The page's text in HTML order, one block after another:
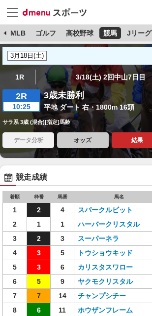
MLB ゴルフ 高校野球 競馬 Jリーグ
1R 3/18(土) 2回中山7日目
2R
10:25
3歳未勝利
平地 ダート 右・1800m 16頭
サラ系 3歳 (混合)[指定]馬齢
データ分析 オッズ 結果
競走成績
着順 枠番 馬番 馬名
1 2 4 スパークルビット
2
1 1 ハーバークリスタル
3
2 3 スーパーネラ
4
3 5 トウショウキッド
5
3 6 カリスタスワロー
6
5 9 ヤクモクリスタル
7
7 14 チャンプシチー
8
6 11 ホウザンフレーム